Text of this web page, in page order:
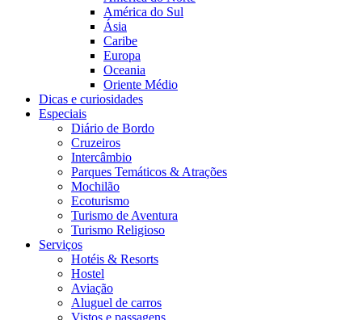
América do Sul
Ásia
Caribe
Europa
Oceania
Oriente Médio
Dicas e curiosidades
Especiais
Diário de Bordo
Cruzeiros
Intercâmbio
Parques Temáticos & Atrações
Mochilão
Ecoturismo
Turismo de Aventura
Turismo Religioso
Serviços
Hotéis & Resorts
Hostel
Aviação
Aluguel de carros